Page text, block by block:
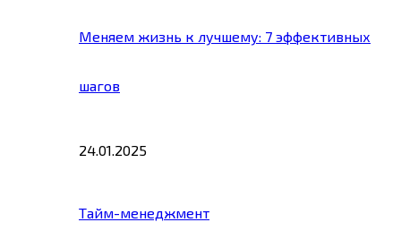
Меняем жизнь к лучшему: 7 эффективных
шагов
24.01.2025
Тайм-менеджмент